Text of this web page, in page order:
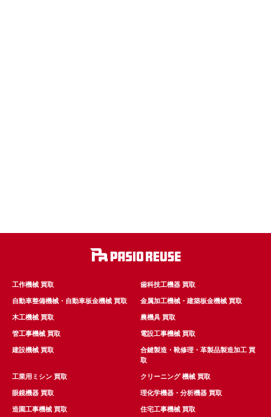
工作機械 買取 歯科技工機器 買取
自動車整備機械・自動車板金機械 買取 金属加工機械・建築板金機械 買取
木工機械 買取 農機具 買取
管工事機械 買取 電設工事機械 買取
建設機械 買取
合鍵製造・靴修理・革製品製造加工 買
取
工業用ミシン 買取 クリーニング 機械 買取
眼鏡機器 買取 理化学機器・分析機器 買取
造園工事機械 買取 住宅工事機械 買取